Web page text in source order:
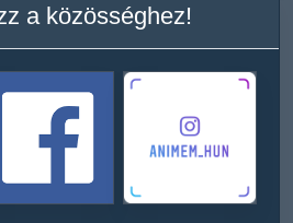
a közösséghez!